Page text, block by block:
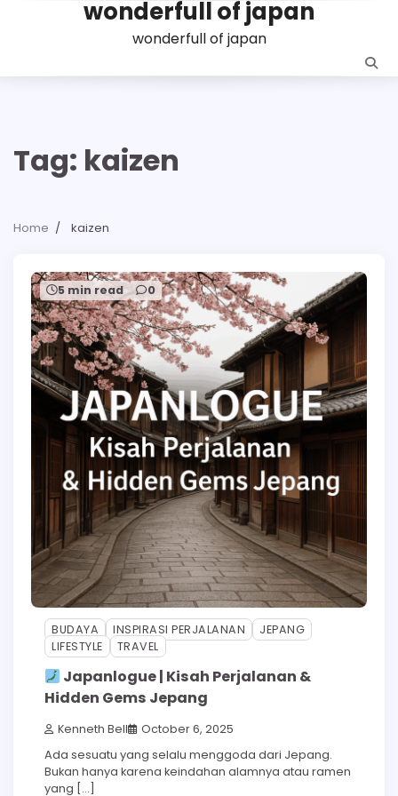
wonderfull of japan
wonderfull of japan
Tag: kaizen
Home kaizen
5 min read 0
BUDAYA INSPIRASI PERJALANAN
JEPANG
LIFESTYLE
TRAVEL
Japanlogue | Kisah Perjalanan &
Hidden Gems Jepang
Kenneth Bell October 6, 2025
Ada sesuatu yang selalu menggoda dari Jepang.
Bukan hanya karena keindahan alamnya atau ramen
yang […]